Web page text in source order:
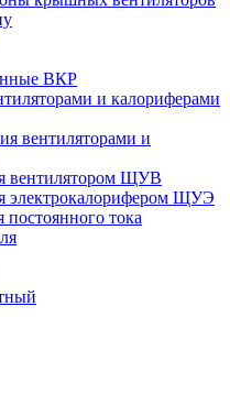
ВКР
и калориферами
вентиляторами и
вентилятором ЩУВ
электрокалорифером ЩУЭ
постоянного тока